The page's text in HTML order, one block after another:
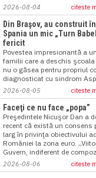
2026-08-04 citeste
Din Braşov, au construit în
Spania un mic „Turn
fericit
Povestea impresionantă a
familii care a deschis şcoala
nu o găsea pentru propriul
diagnosticat cu sindrom
2026-08-05 citeste
Faceţi ce nu face „popa”
Preşedintele Nicuşor Dan a
recent că există un consens
larg în privinţa obiectivului
României la zona euro.
Guvern, indiferent de
2026-08-06 citeste